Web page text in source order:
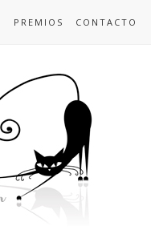
PREMIOS CONTACTO